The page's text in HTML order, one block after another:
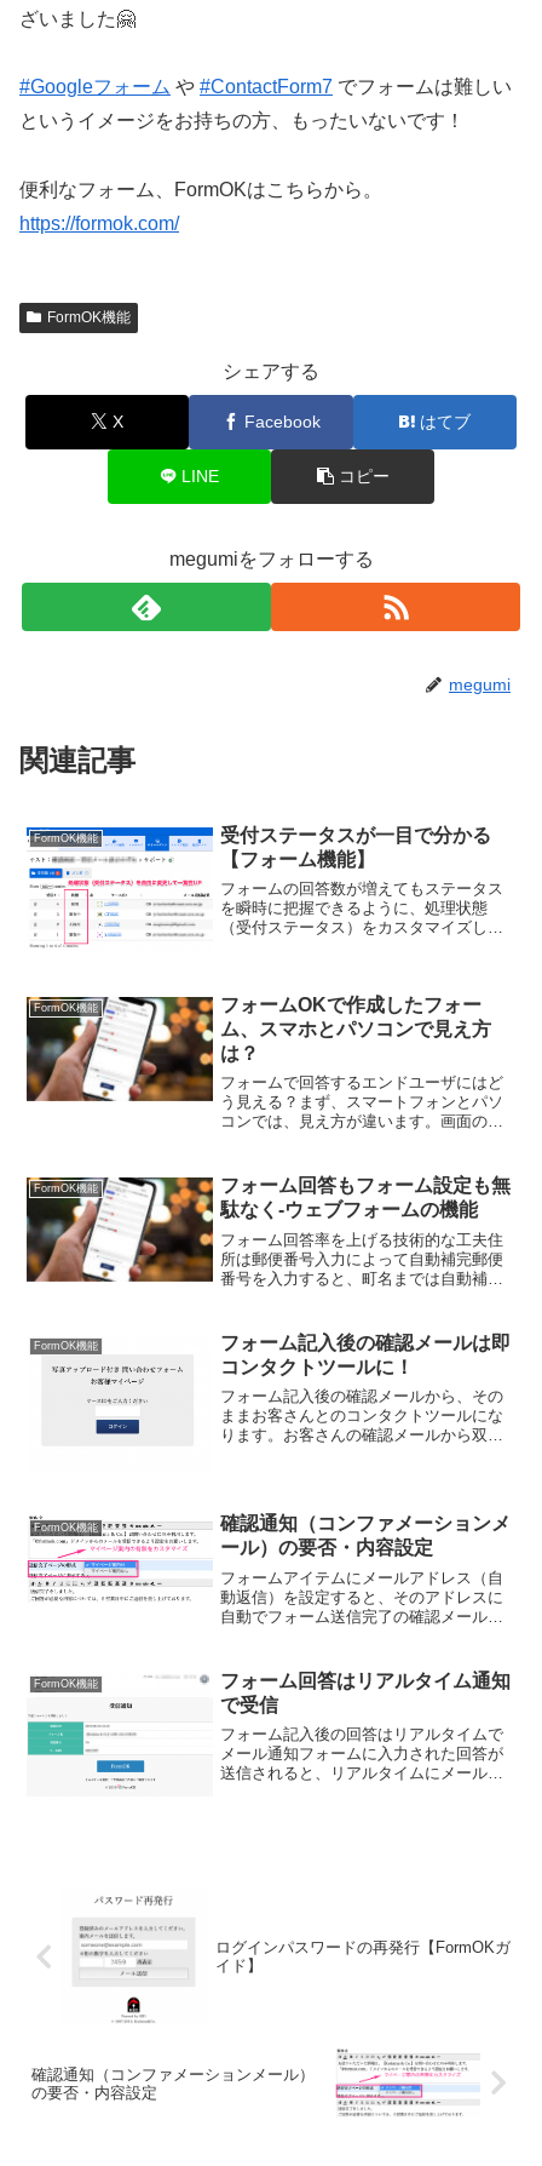
ざいました🤗
#Googleフォーム や #ContactForm7 でフォームは難しい
というイメージをお持ちの方、もったいないです！
便利なフォーム、FormOKはこちらから。
https://formok.com/
FormOK機能
シェアする
X Facebook はてブ
LINE コピー
megumiをフォローする
megumi
関連記事
FormOK機能
受付ステータスが一目で分かる
【フォーム機能】
フォームの回答数が増えてもステータス
を瞬時に把握できるように、処理状態
（受付ステータス）をカスタマイズしま
FormOK機能
フォームOKで作成したフォー
ム、スマホとパソコンで見え方
は？
フォームで回答するエンドユーザにはど
う見える？まず、スマートフォンとパソ
コンでは、見え方が違います。画面のサ
決定して表示します。フォームOKのフォ
ームは、レスポンシブデ...
FormOK機能
フォーム回答もフォーム設定も無
駄なく-ウェブフォームの機能
フォーム回答率を上げる技術的な工夫住
所は郵便番号入力によって自動補完郵便
番号を入力すると、町名までは自動補完
ほぼ網羅されます。入力の手間が省ける
のはもちろんのこと、漢字...
FormOK機能
フォーム記入後の確認メールは即
コンタクトツールに！
フォーム記入後の確認メールから、その
ままお客さんとのコンタクトツールにな
ります。お客さんの確認メールから双方
メールが届きます。２）確...
FormOK機能
確認通知（コンファメーションメ
ール）の要否・内容設定
フォームアイテムにメールアドレス（自
動返信）を設定すると、そのアドレスに
自動でフォーム送信完了の確認メール
スタマイズができます。フォームの回答
受信後、ユーザへ送る確認メ...
FormOK機能
フォーム回答はリアルタイム通知
で受信
フォーム記入後の回答はリアルタイムで
メール通知フォームに入力された回答が
送信されると、リアルタイムにメールで
ログインパスワードの再発行【FormOKガ
イド】
確認通知（コンファメーションメール）
の要否・内容設定